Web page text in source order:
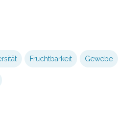
Fruchtbarkeit Gewebe